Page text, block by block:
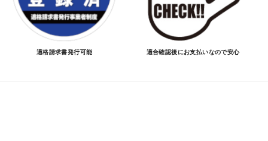
適格請求書発行可能 適合確認後にお支払いなので安心